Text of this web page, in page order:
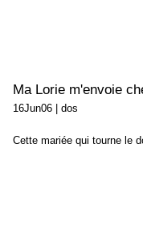
Ma Lorie m'envoie
16Jun06 dos
Cette mariée qui tourne le